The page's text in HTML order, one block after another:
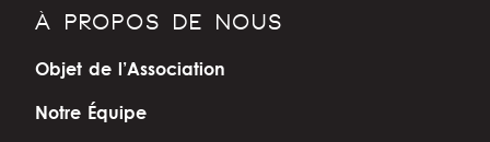
À PROPOS DE NOUS
Objet de l’Association
Notre Équipe